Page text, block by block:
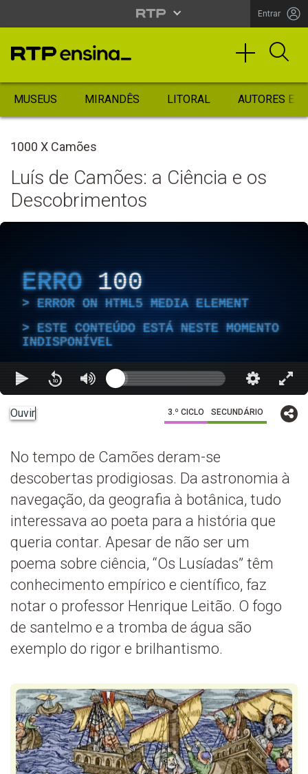
Entrar
MUSEUS MIRANDÊS LITORAL AUTORES
1000 X Camões
Luís de Camões: a Ciência e os
Descobrimentos
ERRO 100
ERROR ON HTML5 MEDIA ELEMENT
ESTE CONTEÚDO ESTÁ NESTE MOMENTO
INDISPONÍVEL
Ouvir 3.º CICLO SECUNDÁRIO
No tempo de Camões deram-se
descobertas prodigiosas. Da astronomia à
navegação, da geografia à botânica, tudo
interessava ao poeta para a história que
queria contar. Apesar de não ser um
poema sobre ciência, “Os Lusíadas” têm
conhecimento empírico e científico, faz
notar o professor Henrique Leitão. O fogo
de santelmo e a tromba de água são
exemplo do rigor e brilhantismo.